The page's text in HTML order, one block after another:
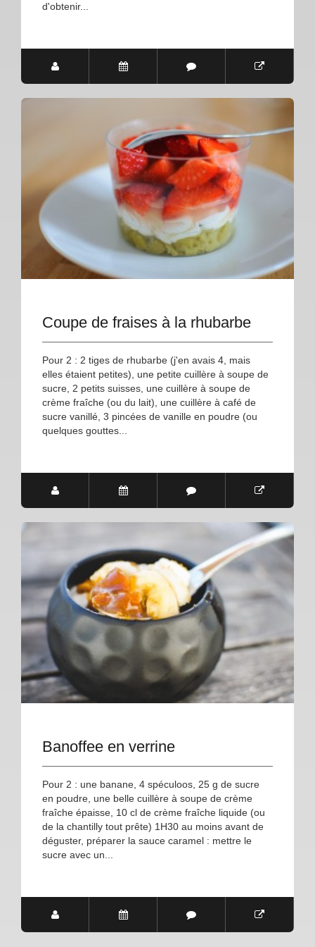
d'obtenir...
Coupe de fraises à la rhubarbe
Pour 2 : 2 tiges de rhubarbe (j'en avais 4, mais
elles étaient petites), une petite cuillère à soupe de
sucre, 2 petits suisses, une cuillère à soupe de
crème fraîche (ou du lait), une cuillère à café de
sucre vanillé, 3 pincées de vanille en poudre (ou
quelques gouttes...
Banoffee en verrine
Pour 2 : une banane, 4 spéculoos, 25 g de sucre
en poudre, une belle cuillère à soupe de crème
fraîche épaisse, 10 cl de crème fraîche liquide (ou
de la chantilly tout prête) 1H30 au moins avant de
déguster, préparer la sauce caramel : mettre le
sucre avec un...